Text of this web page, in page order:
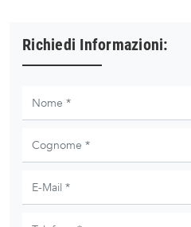
Richiedi Informazioni: